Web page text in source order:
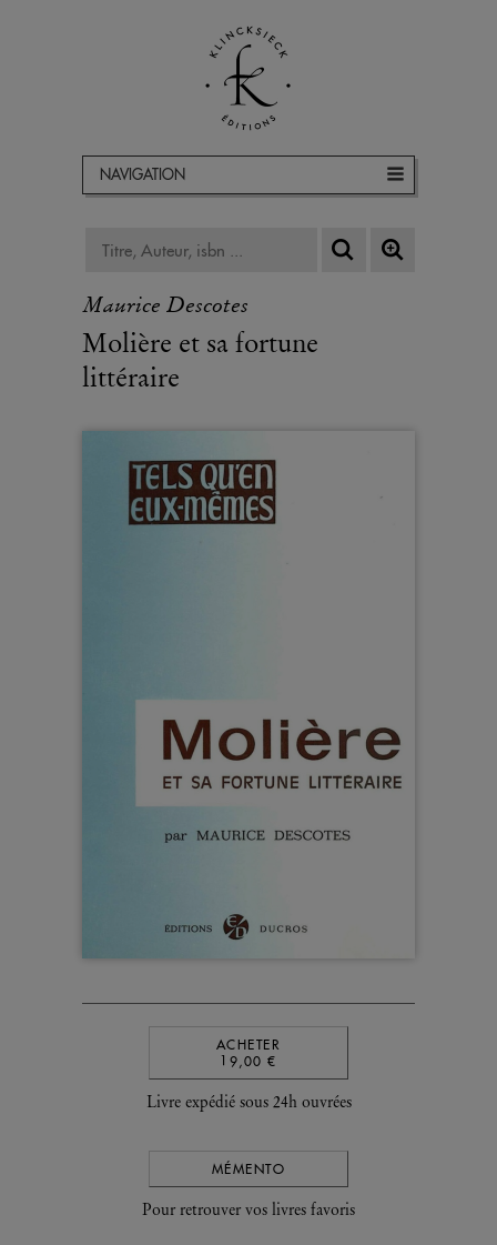
NAVIGATION
Maurice Descotes
Molière et sa fortune
littéraire
ACHETER
19,00 €
Livre expédié sous 24h ouvrées
MÉMENTO
Pour retrouver vos livres favoris